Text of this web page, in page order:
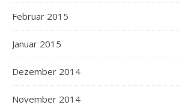
Februar 2015
Januar 2015
Dezember 2014
November 2014